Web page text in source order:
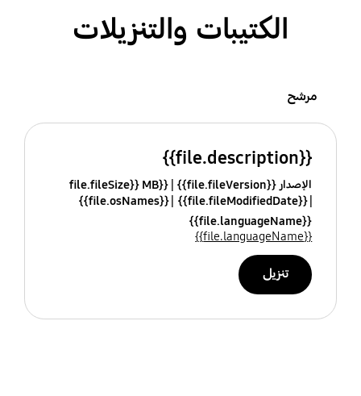
الكتيبات والتنزيلات
مرشح
{{file.description}}
الإصدار {{file.fileVersion}}
{{file.fileSize}} MB
{{file.fileModifiedDate}}
{{file.osNames}}
{{file.languageName}}
{{file.languageName}}
تنزيل